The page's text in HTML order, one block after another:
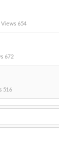
Views 654
672
516